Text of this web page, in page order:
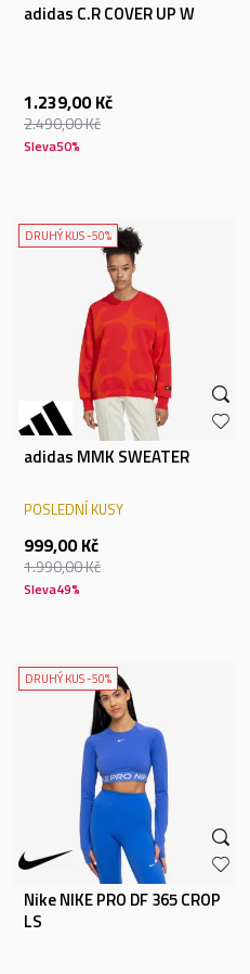
adidas C.R COVER UP W
1.239,00 Kč
2.490,00Kč
Sleva50%
DRUHÝ KUS -50%
adidas MMK SWEATER
POSLEDNÍ KUSY
999,00 Kč
1.990,00Kč
Sleva49%
DRUHÝ KUS -50%
Nike NIKE PRO DF 365 CROP
LS